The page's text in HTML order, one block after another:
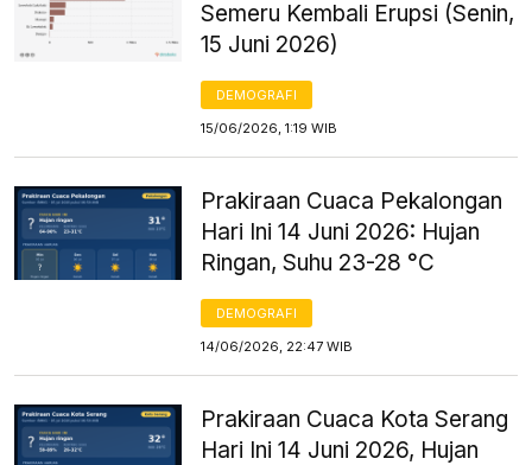
Semeru Kembali Erupsi (Senin,
15 Juni 2026)
DEMOGRAFI
15/06/2026, 1:19 WIB
Prakiraan Cuaca Pekalongan
Hari Ini 14 Juni 2026: Hujan
Ringan, Suhu 23-28 °C
DEMOGRAFI
14/06/2026, 22:47 WIB
Prakiraan Cuaca Kota Serang
Hari Ini 14 Juni 2026, Hujan